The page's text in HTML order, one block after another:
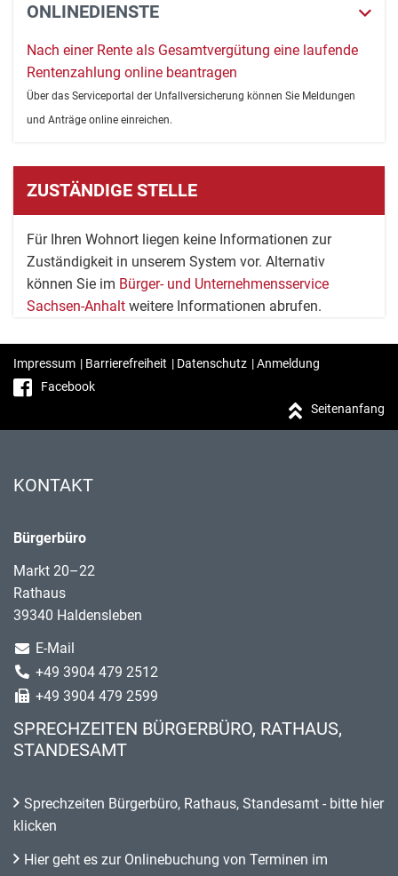
ONLINEDIENSTE
Nach einer Rente als Gesamtvergütung eine laufende
Rentenzahlung online beantragen
Über das Serviceportal der Unfallversicherung können Sie Meldungen
und Anträge online einreichen.
ZUSTÄNDIGE STELLE
Für Ihren Wohnort liegen keine Informationen zur
Zuständigkeit in unserem System vor. Alternativ
können Sie im Bürger- und Unternehmensservice
Sachsen-Anhalt weitere Informationen abrufen.
Impressum | Barrierefreiheit | Datenschutz |Anmeldung
Facebook
Seitenanfang
KONTAKT
Bürgerbüro
Markt 20–22
Rathaus
39340 Haldensleben
E-Mail
+49 3904 479 2512
+49 3904 479 2599
SPRECHZEITEN BÜRGERBÜRO, RATHAUS,
STANDESAMT
Sprechzeiten Bürgerbüro, Rathaus, Standesamt - bitte hier
klicken
Hier geht es zur Onlinebuchung von Terminen im